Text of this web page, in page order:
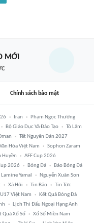
MỚI
Chính sách bảo mật
Iran
Phạm Ngọc Thưởng
Bộ Giáo Dục Và Đào Tạo
Tô Lâm
Tết Nguyên Đán 2027
Hóa Việt Nam
Sophon Zaram
Huyền
AFF Cup 2026
2026 Bóng Đá
Báo Bóng Đá
Lamine Yamal
Nguyễn Xuân Son
Xã Hội Tin Bão
Tin Tức
U17 Việt Nam
Kết Quả Bóng Đá
Lịch Thi Đấu Ngoại Hạng Anh
Quả Xổ Số
Xổ Số Miền Nam